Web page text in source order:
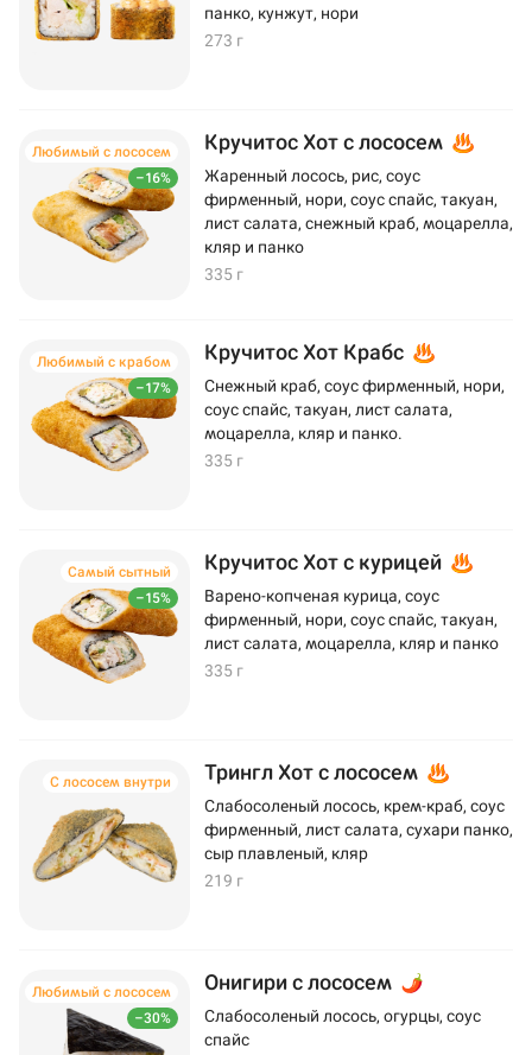
панко, кунжут, нори
273 г
–16%
Любимый с лососем Кручитос Хот с лососем
Жаренный лосось, рис, соус
фирменный, нори, соус спайс, такуан,
лист салата, снежный краб, моцарелла,
кляр и панко
335 г
–17%
Любимый с крабом Кручитос Хот Крабс
Снежный краб, соус фирменный, нори,
соус спайс, такуан, лист салата,
моцарелла, кляр и панко.
335 г
–15%
Самый сытный Кручитос Хот с курицей
Варено-копченая курица, соус
фирменный, нори, соус спайс, такуан,
лист салата, моцарелла, кляр и панко
335 г
С лососем внутри Трингл Хот с лососем
Слабосоленый лосось, крем-краб, соус
фирменный, лист салата, сухари панко,
сыр плавленый, кляр
219 г
–30%
Любимый с лососем Онигири с лососем
Слабосоленый лосось, огурцы, соус
спайс